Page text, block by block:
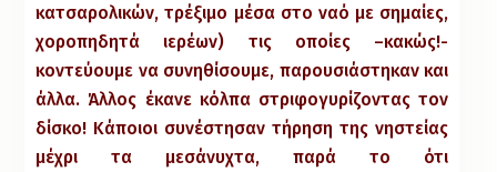
κατσαρολικών, τρέξιμο μέσα στο ναό με σημαίες,
χοροπηδητά ιερέων) τις οποίες –κακώς!-
κοντεύουμε να συνηθίσουμε, παρουσιάστηκαν και
άλλα. Άλλος έκανε κόλπα στριφογυρίζοντας τον
δίσκο! Κάποιοι συνέστησαν τήρηση της νηστείας
μέχρι τα μεσάνυχτα, παρά το ότι